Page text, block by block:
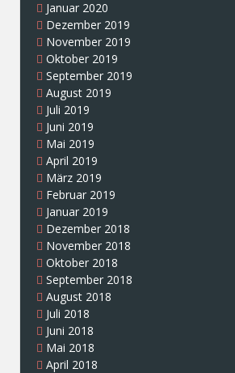
Januar 2020
Dezember 2019
November 2019
Oktober 2019
September 2019
August 2019
Juli 2019
Juni 2019
Mai 2019
April 2019
März 2019
Februar 2019
Januar 2019
Dezember 2018
November 2018
Oktober 2018
September 2018
August 2018
Juli 2018
Juni 2018
Mai 2018
April 2018